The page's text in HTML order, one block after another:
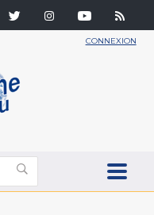
CONNEXION